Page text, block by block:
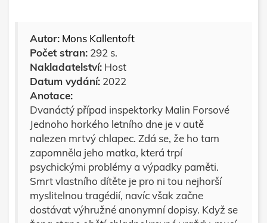
Autor: Mons Kallentoft
Počet stran: 292 s.
Nakladatelství: Host
Datum vydání: 2022
Anotace:
Dvanáctý případ inspektorky Malin Forsové
Jednoho horkého letního dne je v autě
nalezen mrtvý chlapec. Zdá se, že ho tam
zapomněla jeho matka, která trpí
psychickými problémy a výpadky paměti.
Smrt vlastního dítěte je pro ni tou nejhorší
myslitelnou tragédií, navíc však začne
dostávat výhružné anonymní dopisy. Když se